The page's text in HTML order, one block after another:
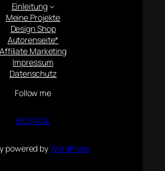
Einleitung
Meine Projekte
Design Shop
Autorenseite*
Affiliate Marketing
Impressum
Datenschutz
Follow me
BIO PAGE
powered byWordPress